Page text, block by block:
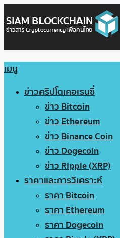
เมนู
ข่าวคริปโตเคอเรนซี่
ข่าว Bitcoin
ข่าว Ethereum
ข่าว Binance Coin
ข่าว Dogecoin
ข่าว Ripple (XRP)
ราคาและการวิเคราะห์
ราคา Bitcoin
ราคา Ethereum
ราคา Dogecoin